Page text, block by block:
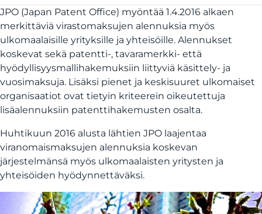
JPO (Japan Patent Office) myöntää 1.4.2016 alkaen
merkittäviä virastomaksujen alennuksia myös
ulkomaalaisille yrityksille ja yhteisöille. Alennukset
koskevat sekä patentti-, tavaramerkki- että
hyödyllisyysmallihakemuksiin liittyviä käsittely- ja
vuosimaksuja. Lisäksi pienet ja keskisuuret ulkomaiset
organisaatiot ovat tietyin kriteerein oikeutettuja
lisäalennuksiin patenttihakemusten osalta.
Huhtikuun 2016 alusta lähtien JPO laajentaa
viranomaismaksujen alennuksia koskevan
järjestelmänsä myös ulkomaalaisten yritysten ja
yhteisöiden hyödynnettäväksi.